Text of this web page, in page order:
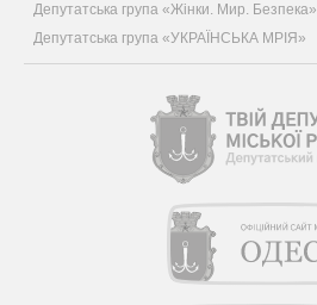
Депутатська група «Жінки. Мир. Безпека»
Депутатська група «УКРАЇНСЬКА МРІЯ»